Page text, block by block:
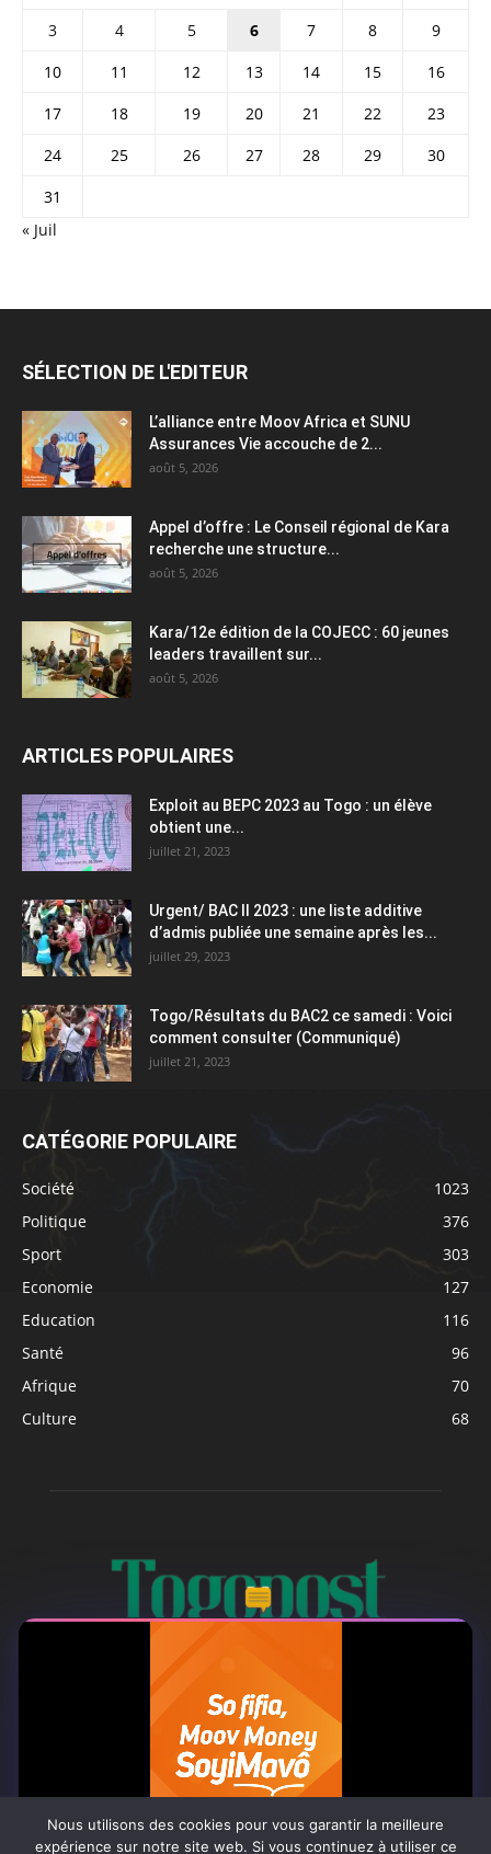
3
4 5 6 7 8
9
10
11 12 13 14 15
16
17
18 19 20 21 22
23
24
25 26 27 28 29
30
31
« Juil
SÉLECTION DE L'EDITEUR
L’alliance entre Moov Africa et SUNU
Assurances Vie accouche de 2...
août 5, 2026
Appel d’offre : Le Conseil régional de Kara
recherche une structure...
août 5, 2026
Kara/12e édition de la COJECC : 60 jeunes
leaders travaillent sur...
août 5, 2026
ARTICLES POPULAIRES
Exploit au BEPC 2023 au Togo : un élève
obtient une...
juillet 21, 2023
Urgent/ BAC II 2023 : une liste additive
d’admis publiée une semaine après les...
juillet 29, 2023
Togo/Résultats du BAC2 ce samedi : Voici
comment consulter (Communiqué)
juillet 21, 2023
CATÉGORIE POPULAIRE
Société
1023
Politique
376
Sport
303
Economie
127
Education
116
Santé
96
Afrique
70
Culture
68
À PROPOS
Togo Post est un site d'information en ligne ...
Tel : +228 98 42 82 18
Nous utilisons des cookies pour vous garantir la meilleure
expérience sur notre site web. Si vous continuez à utiliser ce